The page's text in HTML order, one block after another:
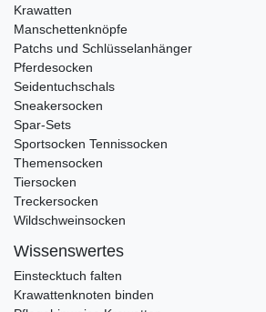
Krawatten
Manschettenknöpfe
Patchs und Schlüsselanhänger
Pferdesocken
Seidentuchschals
Sneakersocken
Spar-Sets
Sportsocken Tennissocken
Themensocken
Tiersocken
Treckersocken
Wildschweinsocken
Wissenswertes
Einstecktuch falten
Krawattenknoten binden